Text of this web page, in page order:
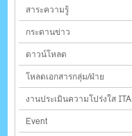
สาระความรู้
กระดานข่าว
ดาวน์โหลด
โหลดเอกสารกลุ่ม/ฝ่าย
งานประเมินความโปร่งใส ITA
Event